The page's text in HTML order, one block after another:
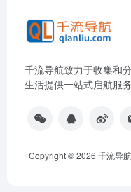
千流导航致力于收集和
生活提供一站式启航服务
Copyright © 2026 千流导航